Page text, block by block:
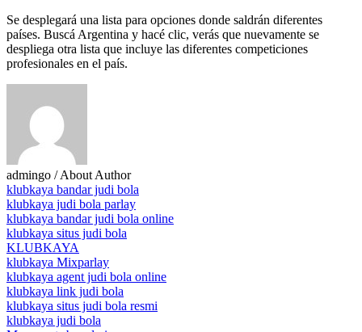
Se desplegará una lista para opciones donde saldrán diferentes
países. Buscá Argentina y hacé clic, verás que nuevamente se
despliega otra lista que incluye las diferentes competiciones
profesionales en el país.
admingo / About Author
klubkaya bandar judi bola
klubkaya judi bola parlay
klubkaya bandar judi bola online
klubkaya situs judi bola
KLUBKAYA
klubkaya Mixparlay
klubkaya agent judi bola online
klubkaya link judi bola
klubkaya situs judi bola resmi
klubkaya judi bola